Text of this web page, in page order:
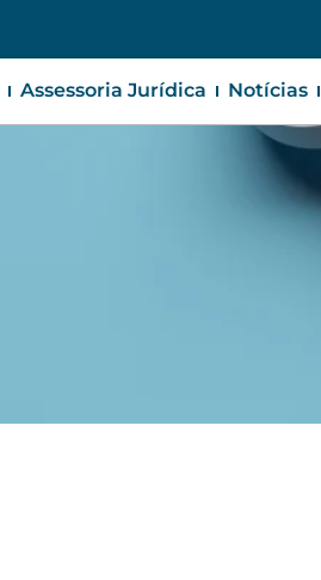
Assessoria Jurídica Notícias